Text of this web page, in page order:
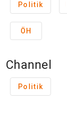
Politik
ÖH
Channel
Politik